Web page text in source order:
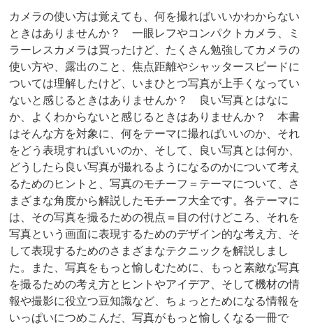
カメラの使い方は覚えても、何を撮ればいいかわからない
ときはありませんか？ 一眼レフやコンパクトカメラ、ミ
ラーレスカメラは買ったけど、たくさん勉強してカメラの
使い方や、露出のこと、焦点距離やシャッタースピードに
ついては理解したけど、いまひとつ写真が上手くなってい
ないと感じるときはありませんか？ 良い写真とはなに
か、よくわからないと感じるときはありませんか？ 本書
はそんな方を対象に、何をテーマに撮ればいいのか、それ
をどう表現すればいいのか、そして、良い写真とは何か、
どうしたら良い写真が撮れるようになるのかについて考え
るためのヒントと、写真のモチーフ＝テーマについて、さ
まざまな角度から解説したモチーフ大全です。各テーマに
は、その写真を撮るための視点＝目の付けどころ、それを
写真という画面に表現するためのデザイン的な考え方、そ
して表現するためのさまざまなテクニックを解説しまし
た。また、写真をもっと愉しむために、もっと素敵な写真
を撮るための考え方とヒントやアイデア、そして機材の情
報や撮影に役立つ豆知識など、ちょっとためになる情報を
いっぱいにつめこんだ、写真がもっと愉しくなる一冊で